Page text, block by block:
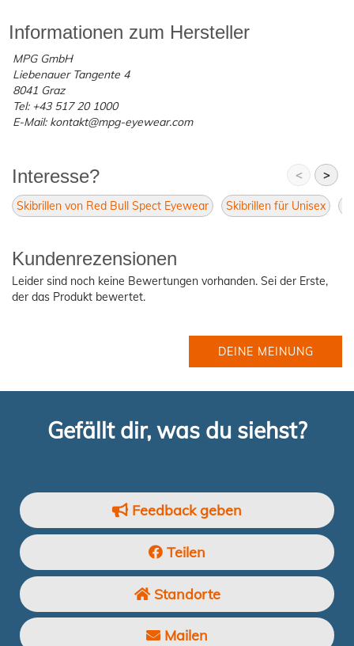
Informationen zum Hersteller
MPG GmbH
Liebenauer Tangente 4
8041 Graz
Tel: +43 517 20 1000
E-Mail: kontakt@mpg-eyewear.com
Interesse? < >
Skibrillen von Red Bull Spect Eyewear Skibrillen für Unisex
Kundenrezensionen
Leider sind noch keine Bewertungen vorhanden. Sei der Erste,
der das Produkt bewertet.
DEINE MEINUNG
Gefällt dir, was du siehst?
Feedback geben
Teilen
Standorte
Mailen